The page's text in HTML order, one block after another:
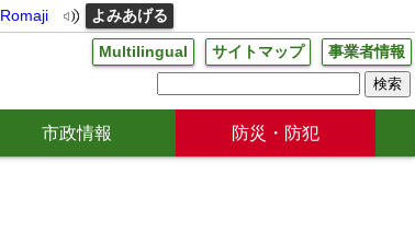
Romaji よみあげる
Multilingual サイトマップ 事業者情報
市政情報 防災・防犯